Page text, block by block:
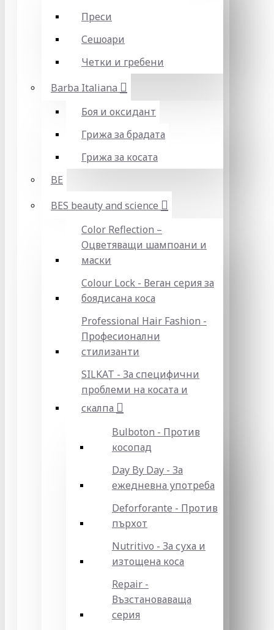
Преси
Сешоари
Четки и гребени
Barba Italiana
Боя и оксидант
Грижа за брадата
Грижа за косата
BE
BES beauty and science
Color Reflection –
Оцветяващи шампоани и
маски
Colour Lock - Веган серия за
боядисана коса
Professional Hair Fashion -
Професионални
стилизанти
SILKAT - За специфични
проблеми на косата и
скалпа
Bulboton - Против
косопад
Day By Day - За
ежедневна употреба
Deforforante - Против
пърхот
Nutritivo - За суха и
изтощена коса
Repair -
Възстановаваща
серия